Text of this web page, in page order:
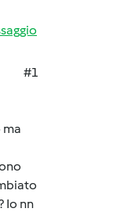
#1
ma
Io nn